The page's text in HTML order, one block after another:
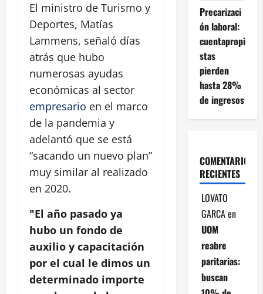
El ministro de Turismo y
Deportes, Matías
Lammens, señaló días
atrás que hubo
numerosas ayudas
económicas al sector
empresario en el marco
de la pandemia y
adelantó que se está
“sacando un nuevo plan”
muy similar al realizado
en 2020.
"El año pasado ya
hubo un fondo de
auxilio y capacitación
por el cual le dimos un
determinado importe
Precarizaci
ón laboral:
cuentapropi
stas
pierden
hasta 28%
de ingresos
COMENTARIOS
RECIENTES
LOVATO
GARCAen
UOM
reabre
paritarias:
buscan